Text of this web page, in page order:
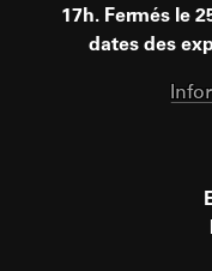
17h. Fermés le
dates des